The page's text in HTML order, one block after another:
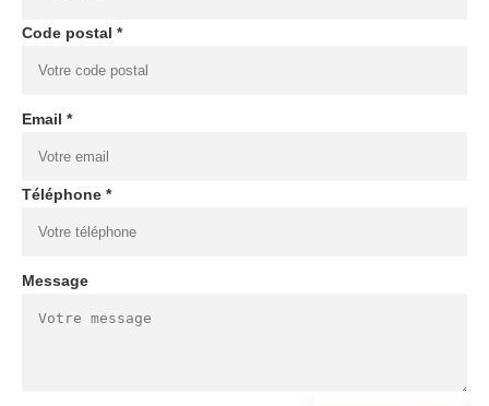
Code postal *
Email *
Téléphone *
Message